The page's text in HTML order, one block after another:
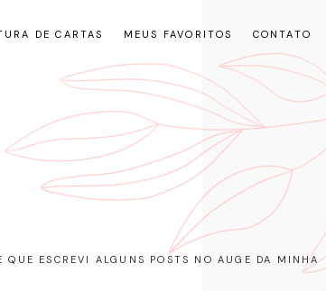
DE CARTAS MEUS FAVORITOS CONTATO
QUE ESCREVI ALGUNS POSTS NO AUGE DA MINHA